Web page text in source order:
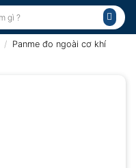
/ Panme đo ngoài cơ khí